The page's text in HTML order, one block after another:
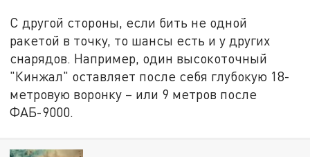
С другой стороны, если бить не одной
ракетой в точку, то шансы есть и у других
снарядов. Например, один высокоточный
"Кинжал" оставляет после себя глубокую 18-
метровую воронку – или 9 метров после
ФАБ-9000.